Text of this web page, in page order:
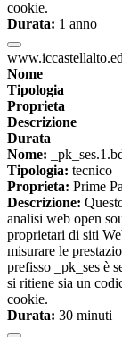
cookie.
Durata: 1 anno
Nome
Tipologia
Proprieta
Descrizione
Durata
Nome:
Tipologia: tecnico
Proprieta: Prime
Descrizione:
analisi web open
proprietari di siti
misurare le
prefisso _pk_ses è
si ritiene sia un
cookie.
Durata: 30 minuti